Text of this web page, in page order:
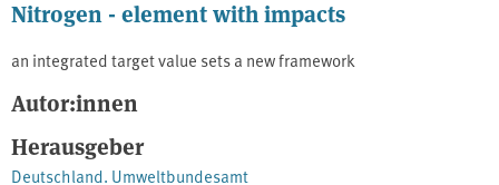
Nitrogen - element with impacts
an integrated target value sets a new framework
Autor:innen
Herausgeber
Deutschland. Umweltbundesamt